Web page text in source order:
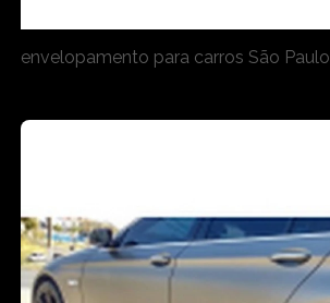
envelopamento para carros São Paulo